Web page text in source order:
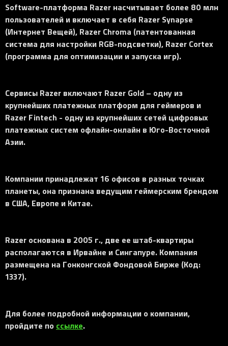
Software-платформа Razer насчитывает более 80 млн
пользователей и включает в себя Razer Synapse
(Интернет Вещей), Razer Chroma (патентованная
система для настройки RGB-подсветки), Razer Cortex
(программа для оптимизации и запуска игр).
Сервисы Razer включают Razer Gold – одну из
крупнейших платежных платформ для геймеров и
Razer Fintech - одну из крупнейших сетей цифровых
платежных систем офлайн-онлайн в Юго-Восточной
Азии.
Компании принадлежат 16 офисов в разных точках
планеты, она признана ведущим геймерским брендом
в США, Европе и Китае.
Razer основана в 2005 г., две ее штаб-квартиры
располагаются в Ирвайне и Сингапуре. Компания
размещена на Гонконгской Фондовой Бирже (Код:
1337).
Для более подробной информации о компании,
пройдите по ссылке.